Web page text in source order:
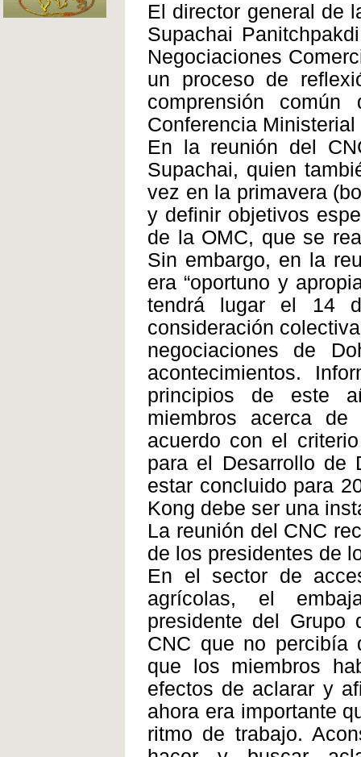
El director general de
Supachai
Negociaciones
un proceso de
comprensión
Conferencia
En la reunión del
Supachai, quien
vez en la primavera
y definir objetivos
de la OMC, que se
Sin embargo, en la
era “oportuno y
tendrá lugar el 14
consideración
negociaciones de
acontecimientos.
principios de este
miembros acerca
acuerdo con el
para el Desarrollo de
estar concluido para
Kong debe ser una
La reunión del CNC
de los presidentes de
En el sector de
agrícolas, el
presidente del Grupo
CNC que no percibía
que los miembros
efectos de aclarar y
ahora era importante
ritmo de trabajo.